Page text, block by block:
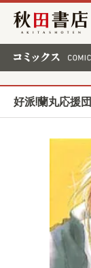
秋田書店
好派!蘭丸応援